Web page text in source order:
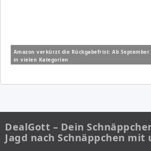
Amazon verkürzt die Rückgabefrist: Ab September
in vielen Kategorien
DealGott – Dein
Jagd nach Schnäppchen